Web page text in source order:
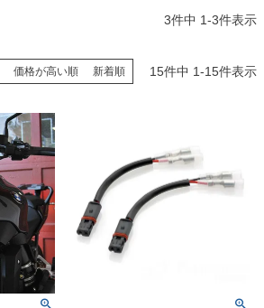
3件中 1-3件表示
価格が高い順 新着順 15件中 1-15件表示